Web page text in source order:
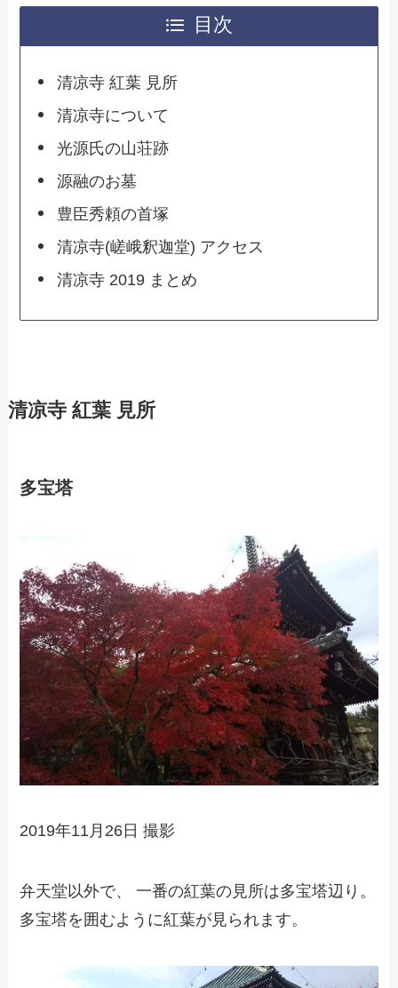
目次
清凉寺 紅葉 見所
清凉寺について
光源氏の山荘跡
源融のお墓
豊臣秀頼の首塚
清凉寺(嵯峨釈迦堂) アクセス
清凉寺 2019 まとめ
清凉寺 紅葉 見所
多宝塔
2019年11月26日 撮影
弁天堂以外で、 一番の紅葉の見所は多宝塔辺り。
多宝塔を囲むように紅葉が見られます。